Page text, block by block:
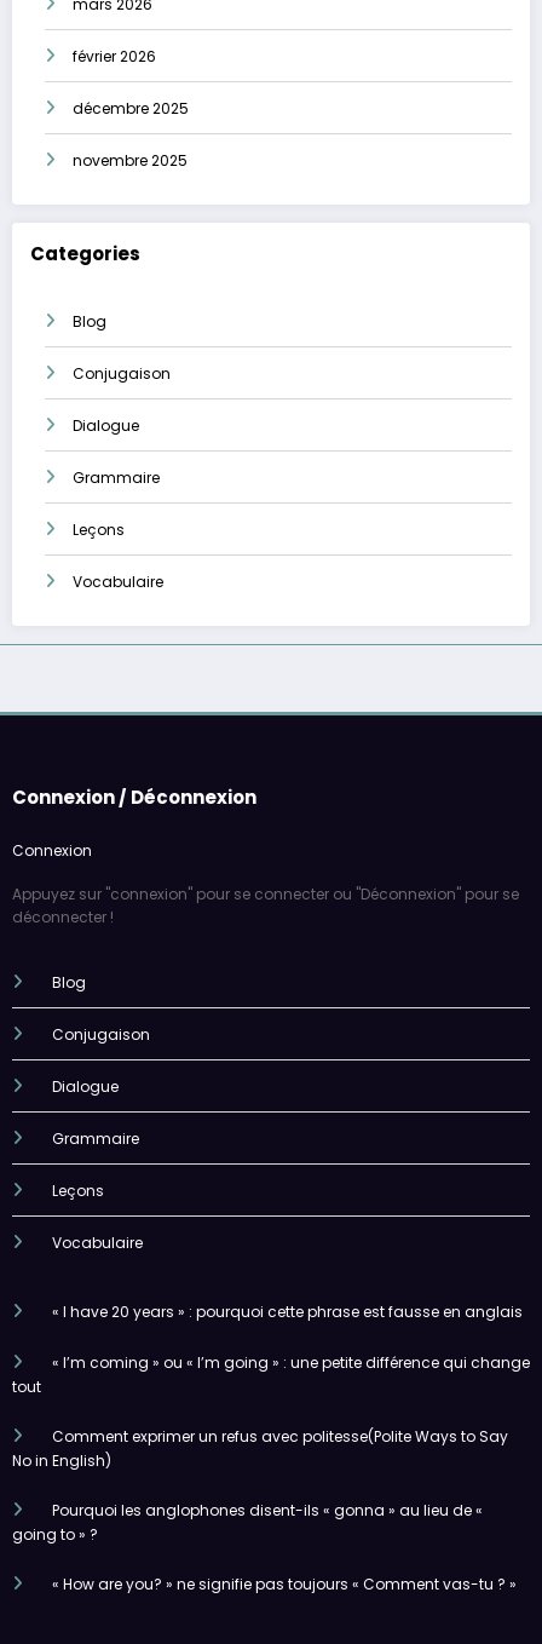
mars 2026
février 2026
décembre 2025
novembre 2025
Categories
Blog
Conjugaison
Dialogue
Grammaire
Leçons
Vocabulaire
Connexion / Déconnexion
Connexion
Appuyez sur "connexion" pour se connecter ou "Déconnexion" pour se
déconnecter !
Blog
Conjugaison
Dialogue
Grammaire
Leçons
Vocabulaire
« I have 20 years » : pourquoi cette phrase est fausse en anglais
« I’m coming » ou « I’m going » : une petite différence qui change
tout
Comment exprimer un refus avec politesse(Polite Ways to Say
No in English)
Pourquoi les anglophones disent-ils « gonna » au lieu de «
going to » ?
« How are you? » ne signifie pas toujours « Comment vas-tu ? »